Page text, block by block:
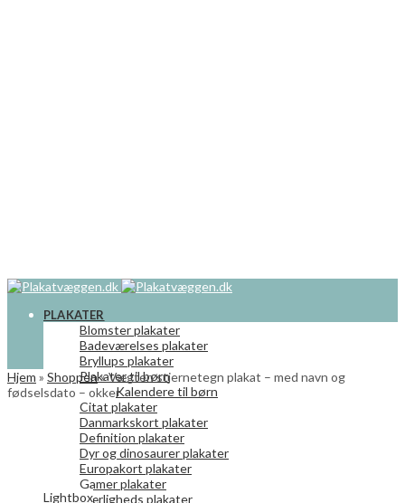
PLAKATER
Blomster plakater
Badeværelses plakater
Bryllups plakater
Plakater til børn
Kalendere til børn
Citat plakater
Danmarkskort plakater
Definition plakater
Dyr og dinosaurer plakater
Europakort plakater
Gamer plakater
Kærligheds plakater
Hjem » Shoppen»Vægten stjernetegn plakat – med navn og
fødselsdato – okker
Lightbox